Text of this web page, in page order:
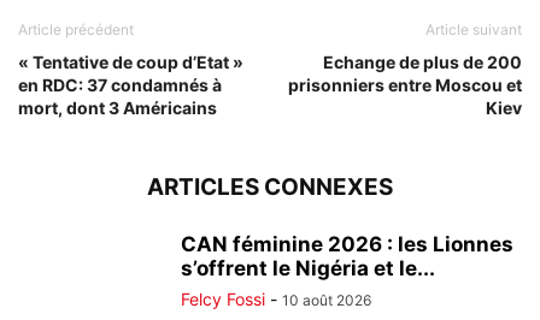
Article précédent
« Tentative de coup d’Etat »
en RDC: 37 condamnés à
mort, dont 3 Américains
Article suivant
Echange de plus de 200
prisonniers entre Moscou et
Kiev
ARTICLES CONNEXES
CAN féminine 2026 : les Lionnes
s’offrent le Nigéria et le...
Felcy Fossi - 10 août 2026